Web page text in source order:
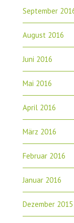
September
August 2016
Juni 2016
Mai 2016
April 2016
März 2016
Februar 2016
Januar 2016
Dezember 2015